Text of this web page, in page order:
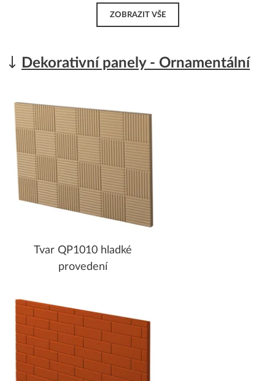
ZOBRAZIT VŠE
Dekorativní panely - Ornamentální
Tvar QP1010 hladké
provedení